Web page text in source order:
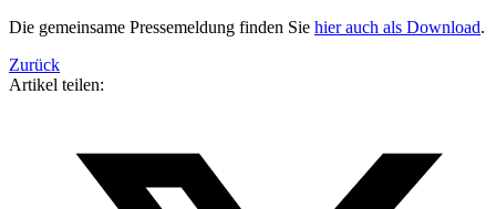
Die gemeinsame Pressemeldung finden Sie hier auch als Download.
Zurück
Artikel teilen: